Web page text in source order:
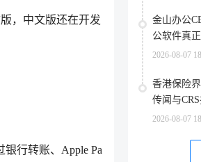
，中文版还在开发
行转账、Apple Pa
金山办公
公软件真
2026-08-07
香港保险
传闻与
2026-08-07